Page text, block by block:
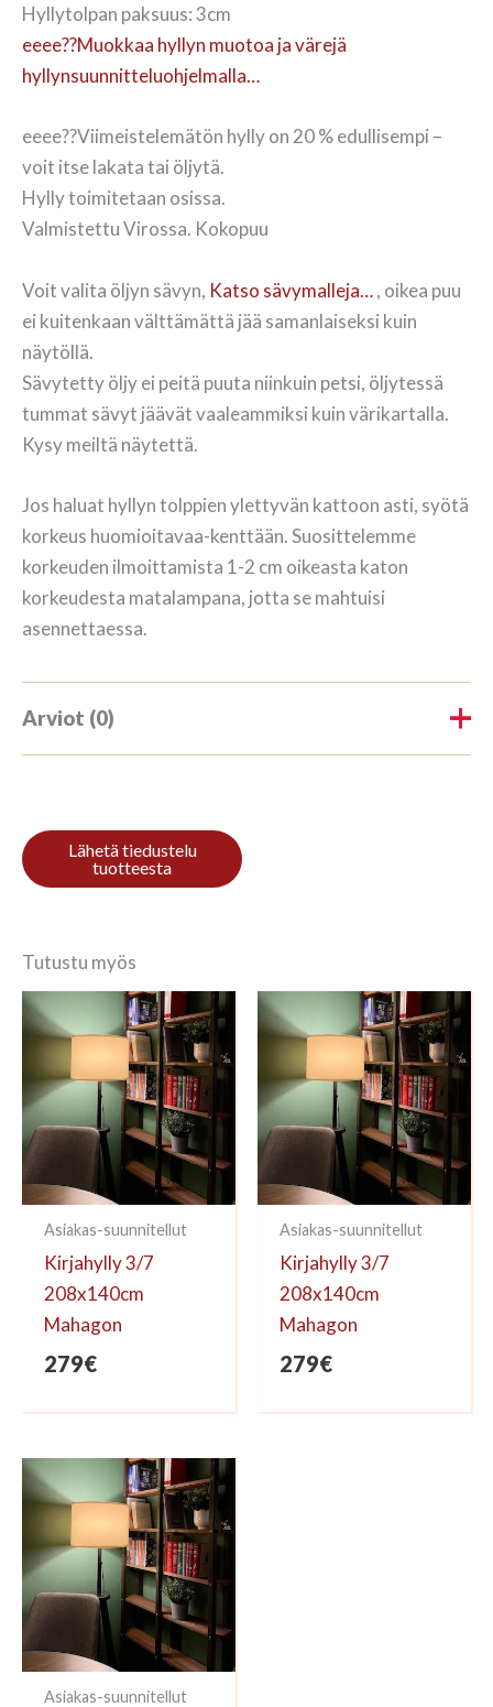
Hyllytolpan paksuus: 3cm
eeee??Muokkaa hyllyn muotoa ja värejä
hyllynsuunnitteluohjelmalla…
eeee??Viimeistelemätön hylly on 20 % edullisempi –
voit itse lakata tai öljytä.
Hylly toimitetaan osissa.
Valmistettu Virossa. Kokopuu
Voit valita öljyn sävyn, Katso sävymalleja…, oikea puu
ei kuitenkaan välttämättä jää samanlaiseksi kuin
näytöllä.
Sävytetty öljy ei peitä puuta niinkuin petsi, öljytessä
tummat sävyt jäävät vaaleammiksi kuin värikartalla.
Kysy meiltä näytettä.
Jos haluat hyllyn tolppien ylettyvän kattoon asti, syötä
korkeus huomioitavaa-kenttään. Suosittelemme
korkeuden ilmoittamista 1-2 cm oikeasta katon
korkeudesta matalampana, jotta se mahtuisi
asennettaessa.
Arviot (0)
Kirjoita ensimmäinen arvio
Sinun on
kirjoittaa arvioinnin.
Tutustu myös
Asiakas-suunnitellut
Kirjahylly 3/7
208x140cm
Mahagon
279€
Asiakas-suunnitellut
Kirjahylly 3/7
208x140cm
Mahagon
279€
Asiakas-suunnitellut